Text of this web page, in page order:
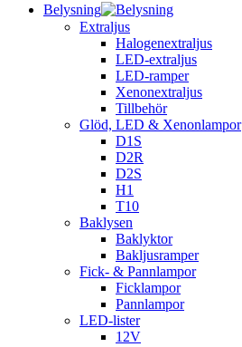
Belysning
Extraljus
Halogenextraljus
LED-extraljus
LED-ramper
Xenonextraljus
Tillbehör
Glöd, LED & Xenonlampor
D1S
D2R
D2S
H1
T10
Baklysen
Baklyktor
Bakljusramper
Fick- & Pannlampor
Ficklampor
Pannlampor
LED-lister
12V